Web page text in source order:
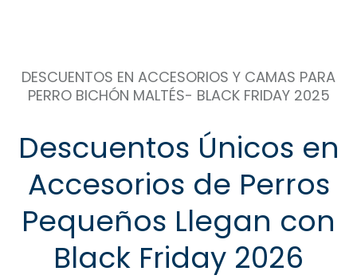
DESCUENTOS EN ACCESORIOS Y CAMAS PARA
PERRO BICHÓN MALTÉS- BLACK FRIDAY 2025
Descuentos Únicos en
Accesorios de Perros
Pequeños Llegan con
Black Friday 2026